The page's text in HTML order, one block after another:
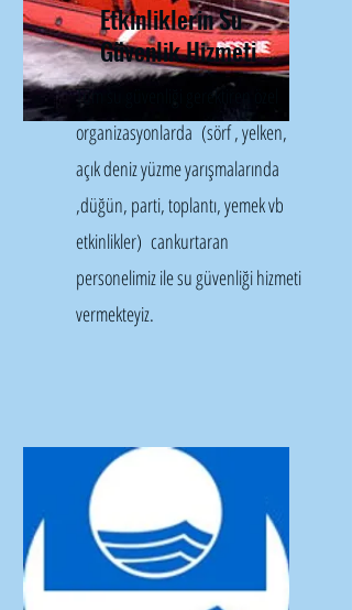
Etkinliklerin Su
Güvenlik Hizmeti
Tüm su güvenliği gerektiren özel
organizasyonlarda (sörf , yelken,
açık deniz yüzme yarışmalarında
,düğün, parti, toplantı, yemek vb
etkinlikler) cankurtaran
personelimiz ile su güvenliği hizmeti
vermekteyiz.